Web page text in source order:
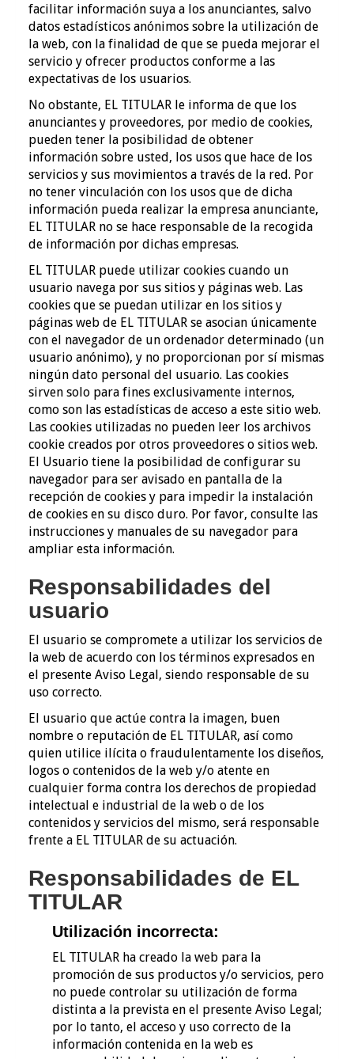
facilitar información suya a los anunciantes, salvo
datos estadísticos anónimos sobre la utilización de
la web, con la finalidad de que se pueda mejorar el
servicio y ofrecer productos conforme a las
expectativas de los usuarios.
No obstante, EL TITULAR le informa de que los
anunciantes y proveedores, por medio de cookies,
pueden tener la posibilidad de obtener
información sobre usted, los usos que hace de los
servicios y sus movimientos a través de la red. Por
no tener vinculación con los usos que de dicha
información pueda realizar la empresa anunciante,
EL TITULAR no se hace responsable de la recogida
de información por dichas empresas.
EL TITULAR puede utilizar cookies cuando un
usuario navega por sus sitios y páginas web. Las
cookies que se puedan utilizar en los sitios y
páginas web de EL TITULAR se asocian únicamente
con el navegador de un ordenador determinado (un
usuario anónimo), y no proporcionan por sí mismas
ningún dato personal del usuario. Las cookies
sirven solo para fines exclusivamente internos,
como son las estadísticas de acceso a este sitio web.
Las cookies utilizadas no pueden leer los archivos
cookie creados por otros proveedores o sitios web.
El Usuario tiene la posibilidad de configurar su
navegador para ser avisado en pantalla de la
recepción de cookies y para impedir la instalación
de cookies en su disco duro. Por favor, consulte las
instrucciones y manuales de su navegador para
ampliar esta información.
Responsabilidades del
usuario
El usuario se compromete a utilizar los servicios de
la web de acuerdo con los términos expresados en
el presente Aviso Legal, siendo responsable de su
uso correcto.
El usuario que actúe contra la imagen, buen
nombre o reputación de EL TITULAR, así como
quien utilice ilícita o fraudulentamente los diseños,
logos o contenidos de la web y/o atente en
cualquier forma contra los derechos de propiedad
intelectual e industrial de la web o de los
contenidos y servicios del mismo, será responsable
frente a EL TITULAR de su actuación.
Responsabilidades de EL
TITULAR
Utilización incorrecta:
EL TITULAR ha creado la web para la
promoción de sus productos y/o servicios, pero
no puede controlar su utilización de forma
distinta a la prevista en el presente Aviso Legal;
por lo tanto, el acceso y uso correcto de la
información contenida en la web es